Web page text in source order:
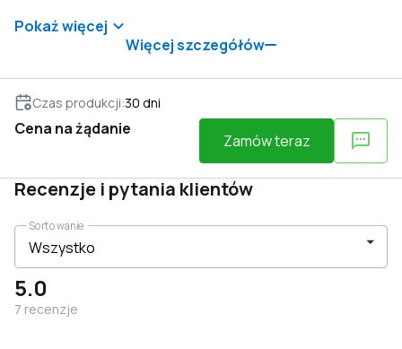
Pokaż więcej
Więcej szczegółów
Czas produkcji:30 dni
Cena na żądanie
Zamów teraz
Recenzje i pytania klientów
5.0
7 recenzje
Sortowanie